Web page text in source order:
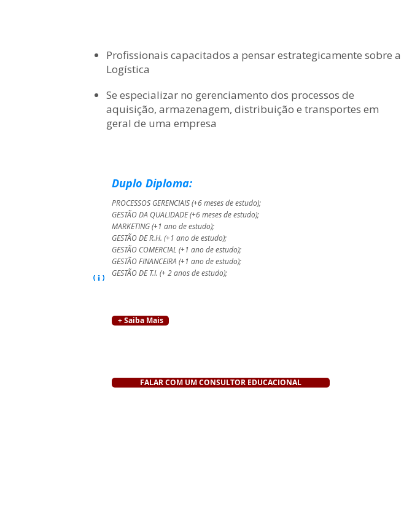
Profissionais capacitados a pensar estrategicamente sobre a
Logística
Se especializar no gerenciamento dos processos de
aquisição, armazenagem, distribuição e transportes em
geral de uma empresa
Duplo Diploma:
PROCESSOS GERENCIAIS(+6 meses de estudo);
GESTÃO DA QUALIDADE(+6 meses de estudo);
MARKETING(+1 ano de estudo);
GESTÃO DE R.H. (+1 ano de estudo);
GESTÃO COMERCIAL (+1 ano de estudo);
GESTÃO FINANCEIRA (+1 ano de estudo);
GESTÃO DE T.I. (+ 2 anos de estudo);
FALAR COM UM CONSULTOR EDUCACIONAL
+ Saiba Mais